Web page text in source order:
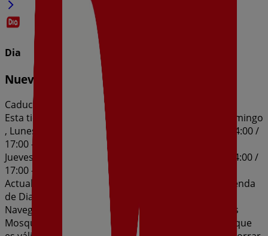
Dia
Nueva Calidad Dia del 05/08 al 11/08
Caduca el 11/8
Esta tienda de Dia tiene los siguientes horarios: Domingo
, Lunes 09:30 - 14:00 / 17:00 - 20:30, Martes 09:30 - 14:00 /
17:00 - 20:30, Miércoles 09:30 - 14:00 / 17:00 - 20:30,
Jueves 09:30 - 14:00 / 17:00 - 20:30, Viernes 09:30 - 14:00 /
17:00 - 20:30, Sábado 09:30 - 14:00 / 17:00 - 20:30
Actualmente hay 1 catálogos disponibles en esta tienda
de Dia.
Navega por el último catálogo de Dia en Av. Dolores
Mosquera, 18 Nueva Calidad Dia del 05/08 al 11/08 que